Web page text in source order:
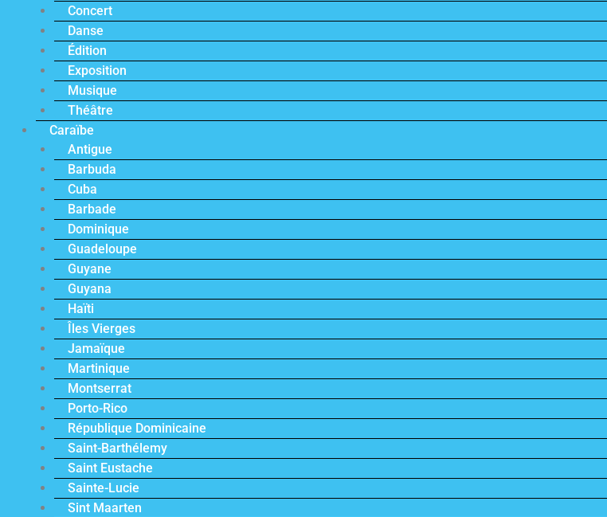
Concert
Danse
Édition
Exposition
Musique
Théâtre
Caraïbe
Antigue
Barbuda
Cuba
Barbade
Dominique
Guadeloupe
Guyane
Guyana
Haïti
Îles Vierges
Jamaïque
Martinique
Montserrat
Porto-Rico
République Dominicaine
Saint-Barthélemy
Saint Eustache
Sainte-Lucie
Sint Maarten